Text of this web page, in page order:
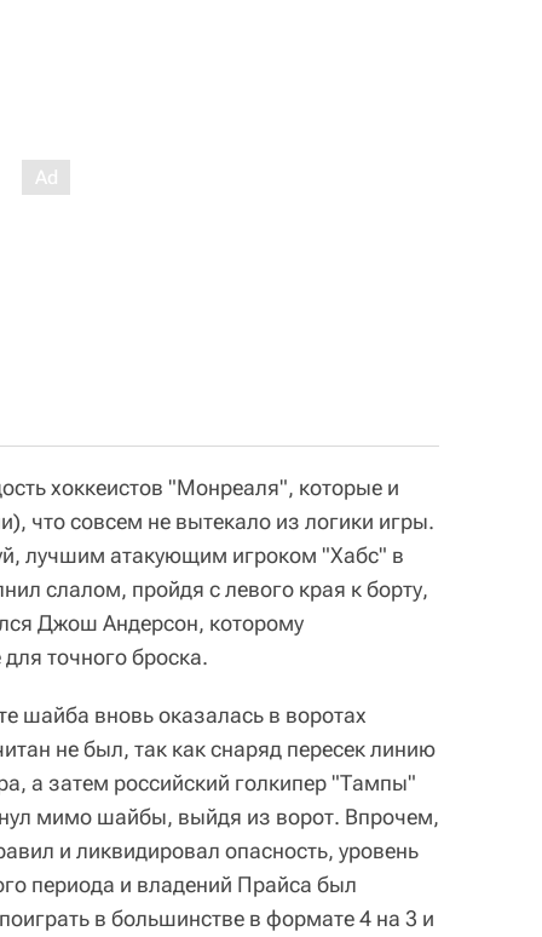
хоккеистов "Монреаля", которые и
что совсем не вытекало из логики игры.
лучшим атакующим игроком "Хабс" в
слалом, пройдя с левого края к борту,
Джош Андерсон, которому
точного броска.
шайба вновь оказалась в воротах
не был, так как снаряд пересек линию
а затем российский голкипер "Тампы"
мимо шайбы, выйдя из ворот. Впрочем,
и ликвидировал опасность, уровень
периода и владений Прайса был
в большинстве в формате 4 на 3 и